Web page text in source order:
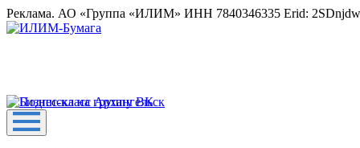
Реклама. АО «Группа «ИЛИМ» ИНН 7840346335 Erid: